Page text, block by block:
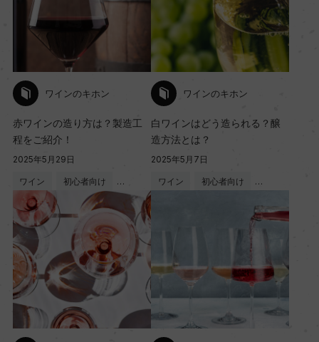
ワインのキホン
赤ワインの造り方は？製造工
程をご紹介！
2025年5月29日
ワイン 初心者向け …
ワインのキホン
白ワインはどう造られる？醸
造方法とは？
2025年5月7日
ワイン 初心者向け …